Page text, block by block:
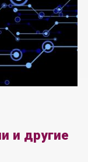
и другие